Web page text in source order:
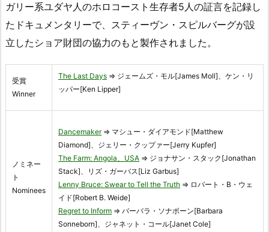
ガリー系ユダヤ人のホロコースト生存者5人の証言を記録し
たドキュメンタリーで、スティーヴン・スピルバーグが設
立したショア財団の協力のもと製作されました。
受賞
Winner
The Last Days ⇒ ジェームズ・モル[James Moll]、ケン・リ
ッパー[Ken Lipper]
ノミネー
ト
Nominees
Dancemaker⇒ マシュー・ダイアモンド[Matthew
Diamond]、ジェリー・クップァー[Jerry Kupfer]
The Farm: Angola、USA ⇒ ジョナサン・スタック[Jonathan
Stack]、リズ・ガーバス[Liz Garbus]
Lenny Bruce: Swear to Tell the Truth ⇒ ロバート・B・ウェ
イド[Robert B. Weide]
Regret to Inform ⇒ バーバラ・ソナボーン[Barbara
Sonneborn]、ジャネット・コール[Janet Cole]